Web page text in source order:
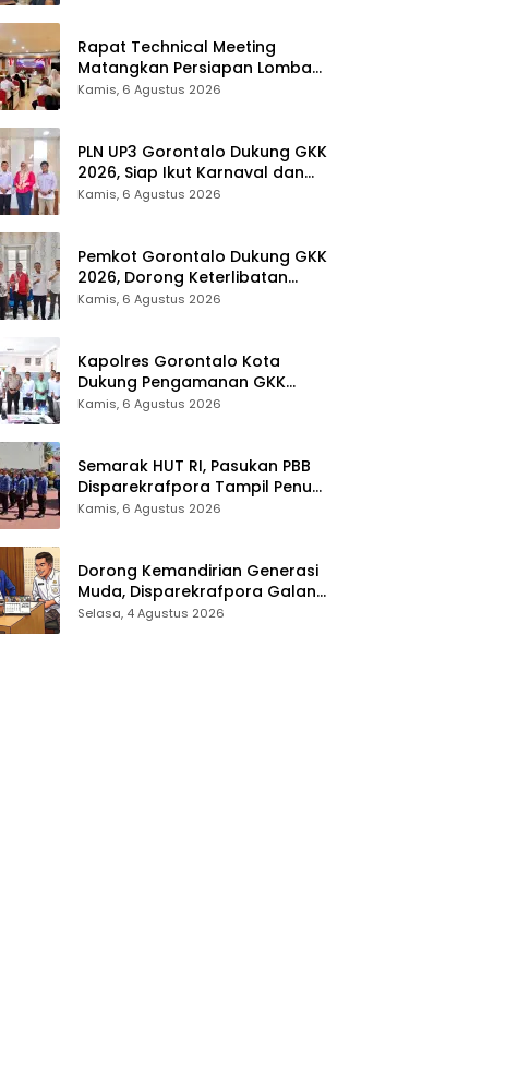
Rapat Technical Meeting
Matangkan Persiapan Lomba
Olahraga Masyarakat Tingkat
Kamis, 6 Agustus 2026
PLN UP3 Gorontalo Dukung GKK
2026, Siap Ikut Karnaval dan
Pastikan Ketersediaan Listrik
Kamis, 6 Agustus 2026
Pemkot Gorontalo Dukung GKK
2026, Dorong Keterlibatan
UMKM dan Ekraf Lokal
Kamis, 6 Agustus 2026
Kapolres Gorontalo Kota
Dukung Pengamanan GKK
2026, Disparekrafpora Perkuat
Kamis, 6 Agustus 2026
Semarak HUT RI, Pasukan PBB
Disparekrafpora Tampil Penuh
Semangat
Kamis, 6 Agustus 2026
Dorong Kemandirian Generasi
Muda, Disparekrafpora Galang
Dukungan Penuh Para Aleg
Selasa, 4 Agustus 2026